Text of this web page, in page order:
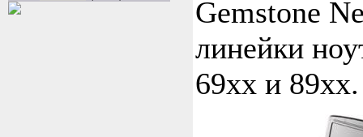
Gemstone
линейки
69xx и 89xx.